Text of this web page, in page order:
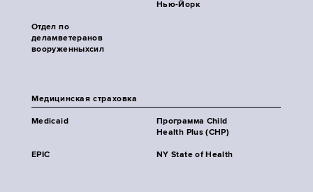
Нью-Йорк
Отдел по
деламветеранов
вооруженныхсил
Медицинская страховка
Medicaid
Программа Child
Health Plus (CHP)
EPIC NY State of Health